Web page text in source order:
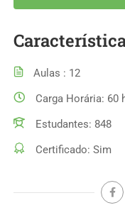
Aulas
12
Carga Horária 60
Estudantes 848
Certificado Sim